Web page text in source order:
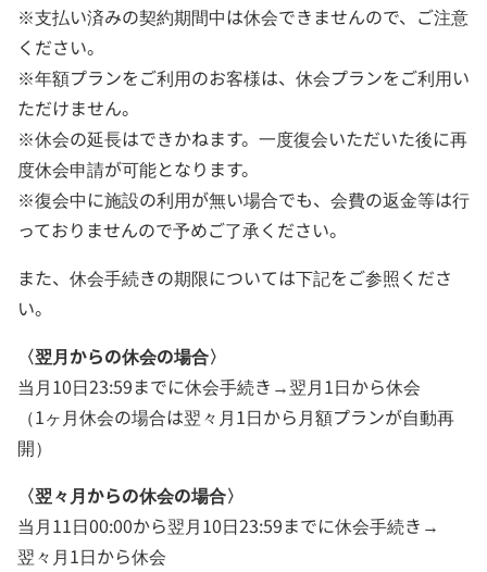
※支払い済みの契約期間中は休会できませんので、ご注意
ください。
※年額プランをご利用のお客様は、休会プランをご利用い
ただけません。
※休会の延長はできかねます。一度復会いただいた後に再
度休会申請が可能となります。
※復会中に施設の利用が無い場合でも、会費の返金等は行
っておりませんので予めご了承ください。
また、休会手続きの期限については下記をご参照くださ
い。
〈翌月からの休会の場合〉
当月10日23:59までに休会手続き→翌月1日から休会
（1ヶ月休会の場合は翌々月1日から月額プランが自動再
開）
〈翌々月からの休会の場合〉
当月11日00:00から翌月10日23:59までに休会手続き→
翌々月1日から休会